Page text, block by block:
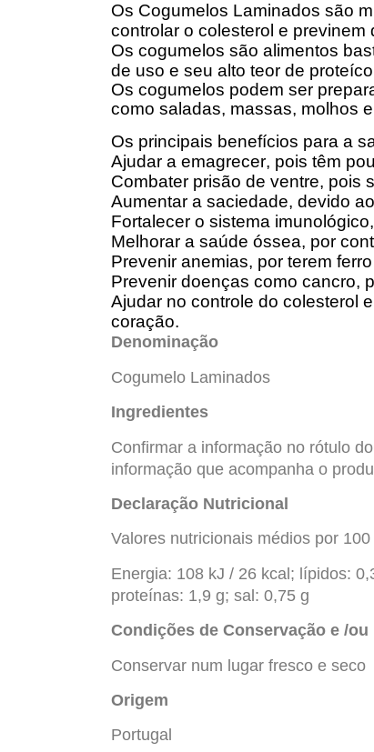
Os Cogumelos Laminados são
controlar o colesterol e previnem
Os cogumelos são alimentos
de uso e seu alto teor de
Os cogumelos podem ser
como saladas, massas, molhos
Os principais benefícios para a
Ajudar a emagrecer, pois têm
Combater prisão de ventre, pois
Aumentar a saciedade, devido
Fortalecer o sistema imunológico
Melhorar a saúde óssea, por
Prevenir anemias, por terem
Prevenir doenças como cancro,
Ajudar no controle do colesterol
coração.
Denominação
Cogumelo Laminados
Ingredientes
Confirmar a informação no rótulo
informação que acompanha o
Declaração Nutricional
Valores nutricionais médios por 100
Energia: 108 kJ / 26 kcal; lípidos:
proteínas: 1,9 g; sal: 0,75 g
Condições de Conservação e /ou
Conservar num lugar fresco e seco
Origem
Portugal